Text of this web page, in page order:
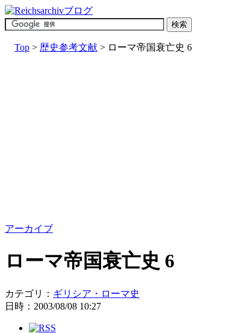
Top > 歴史参考文献 > ローマ帝国衰亡史 6
アーカイブ
ローマ帝国衰亡史 6
カテゴリ： ギリシア・ローマ史
日時：2003/08/08 10:27